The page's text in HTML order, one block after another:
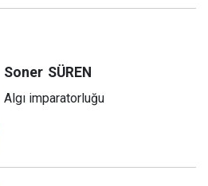
Soner SÜREN
Algı imparatorluğu